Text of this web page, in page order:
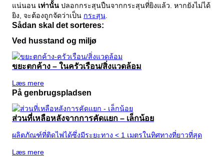
คำแนะนำการเรียงลำดับ
นี่คือสิ่งที่เกิดขึ้นกับขยะของคุณ
เราเก่งเรื่องการจัดเรียงมาก
ขยะชิ้นใหญ่
งานรื้อถอนและปรับปรุง
เกี่ยวกับ
เวลาเปิดทำการ
แจ้งขยะเพื่อนำไปฝังกลบ
กฎระเบียบการจัดการขยะ
กฎพื้นฐาน
การศึกษา
ชั้นวางนิตยสาร
พนักงาน
เวลาเปิดทำการ
ติดต่อเรา
ตำแหน่งว่าง
ถังขยะของฉัน
แน่นอน เท่านั้น ปลอกกระสุนปืนจากกระสุนที่ยิงแล้ว. หากยังไม่ได้
ยิง, จะต้องถูกจัดว่าเป็น กระสุน
Sådan skal det sorteres:
Ved husstand og miljø
ขยะตกค้าง – ในครัวเรือน/สิ่งแวดล้อม
Læs mere
På genbrugspladsen
ส่วนที่เหลือหลังจากการคัดแยก – เล็กน้อย
ผลิตภัณฑ์ที่ติดไฟได้ซึ่งมีระยะทาง < 1 เมตรในทิศทางที่ยาวที่สุด
Læs mere